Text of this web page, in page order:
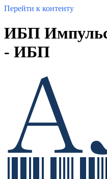
Перейти к контенту
ИБП
- ИБП